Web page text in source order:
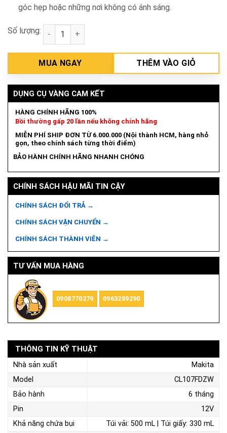
góc hẹp hoặc những nơi không có ánh sáng.
Số lượng: Thân máy hút bụi pin 12V Makita CL107FDZW số
MUA NGAY THÊM VÀO GIỎ
DỤNG CỤ VÀNG CAM KẾT
HÀNG CHÍNH HÃNG 100%
Bồi thường gấp 20 lần nếu không chính hãng
MIỄN PHÍ SHIP ĐƠN TỪ 6.000.000 (Nội thành HCM, hàng nhỏ
gọn, theo chính sách từng thời điểm)
BẢO HÀNH CHÍNH HÃNG NHANH CHÓNG
CHÍNH SÁCH HẬU MÃI TIN CẬY
CHÍNH SÁCH ĐỔI TRẢ →
CHÍNH SÁCH VẬN CHUYỂN →
CHÍNH SÁCH THÀNH VIÊN →
TƯ VẤN MUA HÀNG
0908770279 0963289290
THÔNG TIN KỸ THUẬT
Nhà sản xuất
Makita
Model
CL107FDZW
Bảo hành
6 tháng
Pin
12V
Khả năng chứa bụi
Túi vải: 500 mL | Túi giấy: 330 mL